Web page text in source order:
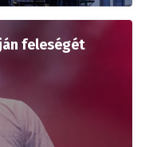
feleségét